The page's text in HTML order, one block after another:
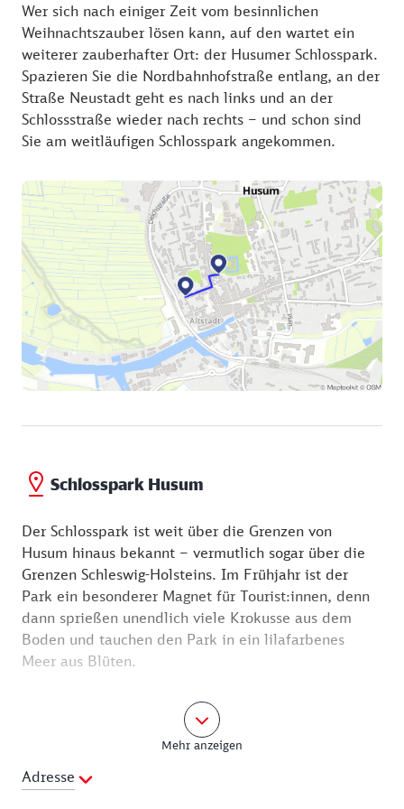
Wer sich nach einiger Zeit vom besinnlichen
Weihnachtszauber lösen kann, auf den wartet ein
weiterer zauberhafter Ort: der Husumer Schlosspark.
Spazieren Sie die Nordbahnhofstraße entlang, an der
Straße Neustadt geht es nach links und an der
Schlossstraße wieder nach rechts – und schon sind
Sie am weitläufigen Schlosspark angekommen.
Schlosspark Husum
Der Schlosspark ist weit über die Grenzen von
Husum hinaus bekannt – vermutlich sogar über die
Grenzen Schleswig-Holsteins. Im Frühjahr ist der
Park ein besonderer Magnet für Tourist:innen, denn
dann sprießen unendlich viele Krokusse aus dem
Boden und tauchen den Park in ein lilafarbenes
Meer aus Blüten.
Doch auch in allen anderen Jahreszeiten ist der Park
einen Besuch wert. Im Herbst lockt das goldene
Farbenspiel zu einem kleinen Indian Summer im
Norden und auch der Eingang, das Gartenportal aus
Sandstein, das noch aus der Renaissance stammt, ist
Mehr anzeigen
Adresse